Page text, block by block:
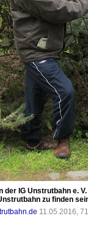
der IG Unstrutbahn e.
zu finden
11.05.2016,